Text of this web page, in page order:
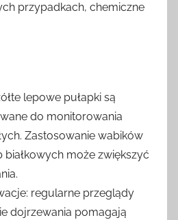
przypadkach, chemiczne
lepowe pułapki są
do monitorowania
Zastosowanie wabików
może zwiększyć
regularne przeglądy
dojrzewania pomagają